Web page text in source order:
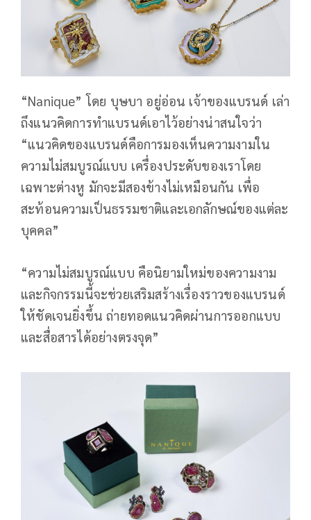
“Nanique” โดย บุษบา อยู่อ่อน เจ้าของแบรนด์ เล่า
ถึงแนวคิดการทำแบรนด์เอาไว้อย่างน่าสนใจว่า
“แนวคิดของแบรนด์คือการมองเห็นความงามใน
ความไม่สมบูรณ์แบบ เครื่องประดับของเราโดย
เฉพาะต่างหู มักจะมีสองข้างไม่เหมือนกัน เพื่อ
สะท้อนความเป็นธรรมชาติและเอกลักษณ์ของแต่ละ
บุคคล”
“ความไม่สมบูรณ์แบบ คือนิยามใหม่ของความงาม
และกิจกรรมนี้จะช่วยเสริมสร้างเรื่องราวของแบรนด์
ให้ชัดเจนยิ่งขึ้น ถ่ายทอดแนวคิดผ่านการออกแบบ
และสื่อสารได้อย่างตรงจุด”